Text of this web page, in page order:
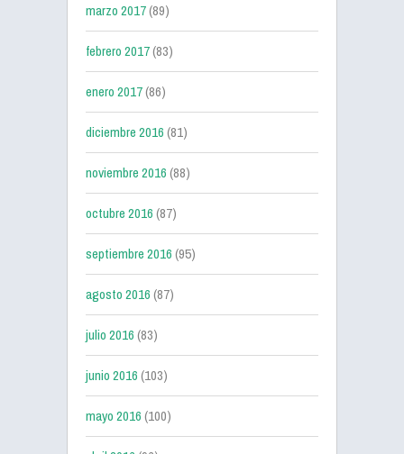
marzo 2017(89)
febrero 2017(83)
enero 2017(86)
diciembre 2016(81)
noviembre 2016(88)
octubre 2016(87)
septiembre 2016(95)
agosto 2016(87)
julio 2016(83)
junio 2016(103)
mayo 2016(100)